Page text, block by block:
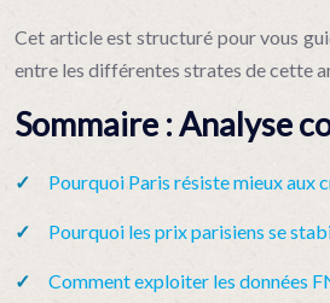
Cet article est structuré pour vous
entre les différentes strates de cette
Sommaire : Analyse
Pourquoi Paris résiste mieux aux
Pourquoi les prix parisiens se
Comment exploiter les données